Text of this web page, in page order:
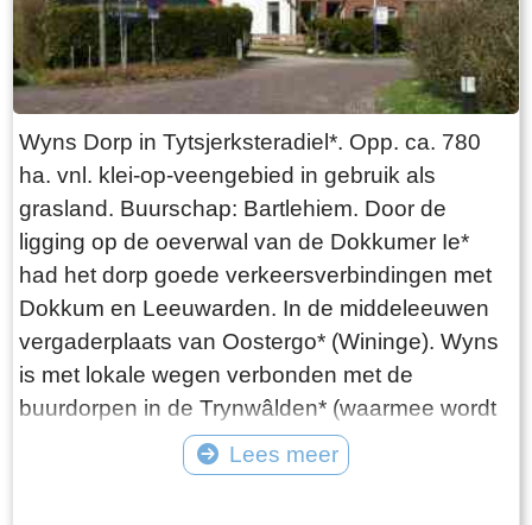
Wyns Dorp in Tytsjerksteradiel*. Opp. ca. 780
ha. vnl. klei-op-veengebied in gebruik als
grasland. Buurschap: Bartlehiem. Door de
ligging op de oeverwal van de Dokkumer Ie*
had het dorp goede verkeersverbindingen met
Dokkum en Leeuwarden. In de middeleeuwen
vergaderplaats van Oostergo* (Wininge). Wyns
is met lokale wegen verbonden met de
buurdorpen in de Trynwâlden* (waarmee wordt
samengewerkt) en vandaar met Leeuwarden. Er
zijn geen voorzieningen, afgezien van een vnl.
Lees meer